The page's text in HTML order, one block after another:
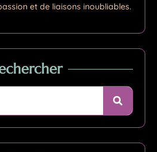
et de liaisons inoubliables.